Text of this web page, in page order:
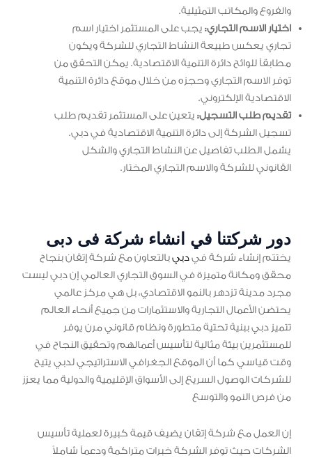
والفروع والمكاتب التمثيلية.
اختيار الاسم التجاري: يجب على المستثمر اختيار اسم
تجاري يعكس طبيعة النشاط التجاري للشركة ويكون
مطابقاً للوائح دائرة التنمية الاقتصادية. يمكن التحقق من
توفر الاسم التجاري وحجزه من خلال موقع دائرة التنمية
الاقتصادية الإلكتروني.
تقديم طلب التسجيل: يتعين على المستثمر تقديم طلب
تسجيل الشركة إلى دائرة التنمية الاقتصادية في دبي.
يشمل الطلب تفاصيل عن النشاط التجاري والشكل
القانوني للشركة والاسم التجاري المختار.
دور شركتنا في انشاء شركة فى دبى
يختتم إنشاء شركة فيدبيبالتعاون مع شركة إتقان بنجاح
محقق ومكانة متميزة في السوق التجاري العالمي إن دبي ليست
مجرد مدينة تزدهر بالنمو الاقتصادي، بل هي مركز عالمي
يحتضن الأعمال التجارية والاستثمارات من جميع أنحاء العالم
تتميز دبي ببنية تحتية متطورة ونظام قانوني مرن يوفر
للمستثمرين بيئة مثالية لتأسيس أعمالهم وتحقيق النجاح في
وقت قياسي كما أن الموقع الجغرافي الاستراتيجي لدبي يتيح
للشركات الوصول السريع إلى الأسواق الإقليمية والدولية مما يعزز
من فرص النمو والتوسع
إن العمل مع شركة إتقان يضيف قيمة كبيرة لعملية تأسيس
الشركات حيث توفر الشركة خبرات متراكمة ودعماً شاملاً